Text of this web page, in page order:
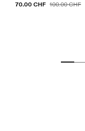
70.00 CHF 100.00 CHF